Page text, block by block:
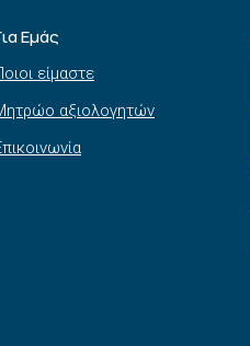
Εμάς
είμαστε
αξιολογητών